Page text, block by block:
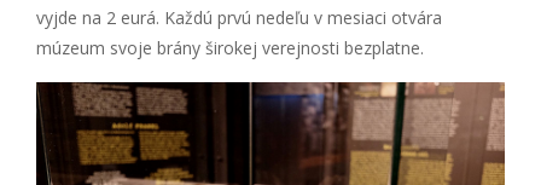
vyjde na 2 eurá. Každú prvú nedeľu v mesiaci otvára
múzeum svoje brány širokej verejnosti bezplatne.